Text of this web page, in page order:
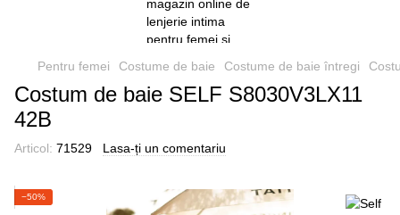
Pentru femei Costume de baie Costume de baie întregi
Costum de baie SELF S8030V3LX11
42B
Articol: 71529 Lasa-ți un comentariu
−50%